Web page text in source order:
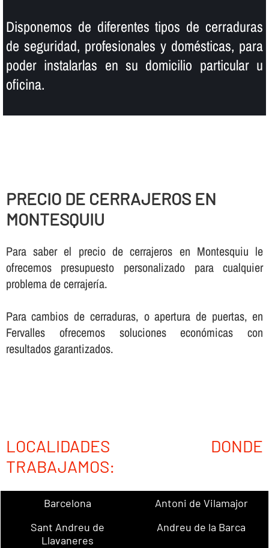
Disponemos de diferentes tipos de cerraduras
de seguridad, profesionales y domésticas, para
poder instalarlas en su domicilio particular u
oficina.
PRECIO DE CERRAJEROS EN
MONTESQUIU
Para saber el precio de cerrajeros en Montesquiu le
ofrecemos presupuesto personalizado para cualquier
problema de cerrajerí­a.
Para cambios de cerraduras, o apertura de puertas, en
Fervalles ofrecemos soluciones económicas con
resultados garantizados.
LOCALIDADES DONDE
TRABAJAMOS:
Barcelona
Antoni de Vilamajor
Sant Andreu de
Llavaneres
Andreu de la Barca